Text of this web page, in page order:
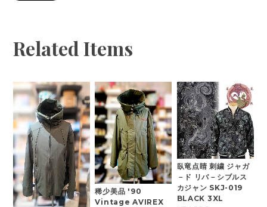
Related Items
稀少美品 '90
Vintage AVIREX
臥竜点睛 刺繍 ジャガ
－ド リバ－シブルス
カジャン SKJ-019
BLACK 3XL